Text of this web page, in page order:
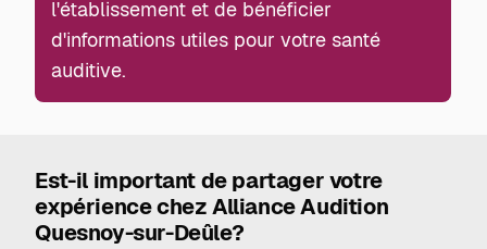
l'établissement et de bénéficier
d'informations utiles pour votre santé
auditive.
Est-il important de partager votre
expérience chez Alliance Audition
Quesnoy-sur-Deûle?